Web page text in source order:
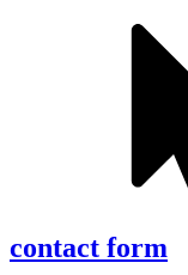
contact form